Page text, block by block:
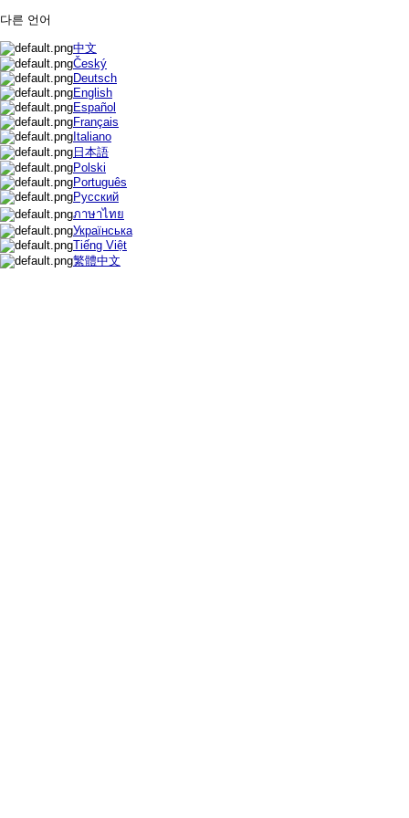
다른 언어
中文
Český
Deutsch
English
Español
Français
Italiano
日本語
Polski
Português
Русский
ภาษาไทย
Українська
Tiếng Việt
繁體中文